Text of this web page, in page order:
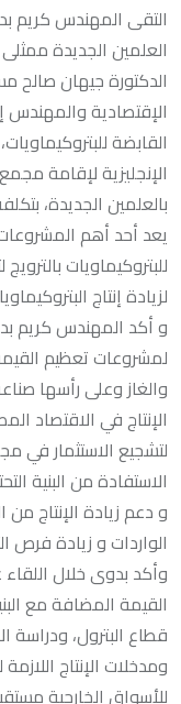
التقى المهندس كريم
العلمين الجديدة
الدكتورة جيهان صالح
الإقتصادية
القابضة
الإنجليزية لإقامة
يعد أحد أهم
للبتروكيماويات
لزيادة إنتاج
و أكد المهندس كريم
لمشروعات تعظيم
والغاز وعلى رأسها
الإنتاج في الاقتصاد
لتشجيع الاستثمار في
الاستفادة من البنية
و دعم زيادة الإنتاج من
الواردات و زيادة فرص
وأكد بدوى خلال
القيمة المضافة مع
قطاع البترول، ودراسة
ومدخلات الإنتاج
للأسواق الخارجية